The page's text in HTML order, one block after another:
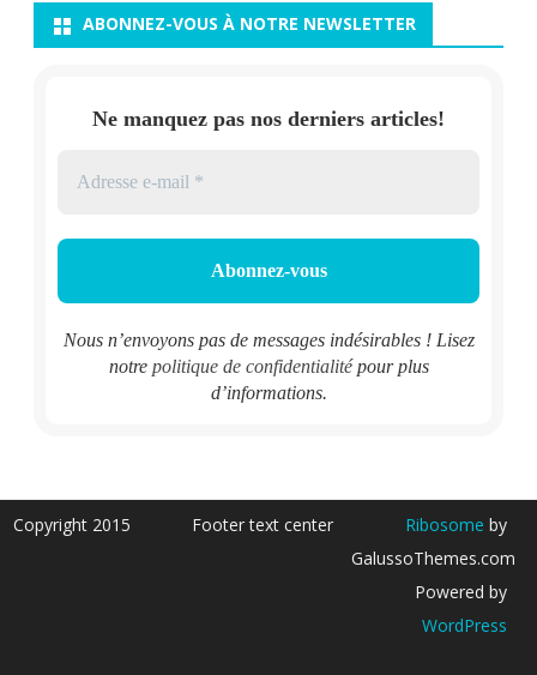
ABONNEZ-VOUS À NOTRE NEWSLETTER
Ne manquez pas nos derniers articles!
Nous n’envoyons pas de messages indésirables ! Lisez
notre politique de confidentialitépour plus
d’informations.
Copyright 2015 Footer text center Ribosome by
GalussoThemes.com
Powered by
WordPress